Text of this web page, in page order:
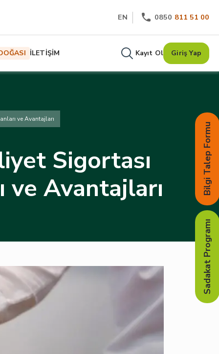
EN 0850 811 51 00
İLETİŞİM Kayıt Ol Giriş Yap
ve Avantajları
Sigortası
ve Avantajları
Bilgi Talep Formu
Sadakat Programı